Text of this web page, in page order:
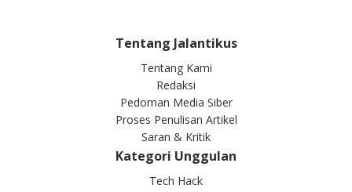
Tentang Jalantikus
Tentang Kami
Redaksi
Pedoman Media Siber
Proses Penulisan Artikel
Saran & Kritik
Kategori Unggulan
Tech Hack